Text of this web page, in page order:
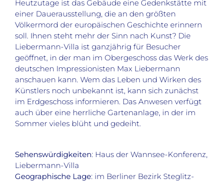
Heutzutage ist das Gebäude eine Gedenkstätte mit
einer Dauerausstellung, die an den größten
Völkermord der europäischen Geschichte erinnern
soll. Ihnen steht mehr der Sinn nach Kunst? Die
Liebermann-Villa ist ganzjährig für Besucher
geöffnet, in der man im Obergeschoss das Werk des
deutschen Impressionisten Max Liebermann
anschauen kann. Wem das Leben und Wirken des
Künstlers noch unbekannt ist, kann sich zunächst
im Erdgeschoss informieren. Das Anwesen verfügt
auch über eine herrliche Gartenanlage, in der im
Sommer vieles blüht und gedeiht.
Sehenswürdigkeiten: Haus der Wannsee-Konferenz,
Liebermann-Villa
Geographische Lage: im Berliner Bezirk Steglitz-